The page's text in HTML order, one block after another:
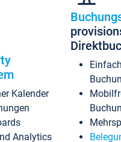
Kalender
Analytics